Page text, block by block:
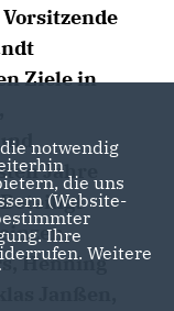
Ziele in
Jahre
Henning
Janßen,
notwendig
die uns
(Website-
Ihre
Weitere